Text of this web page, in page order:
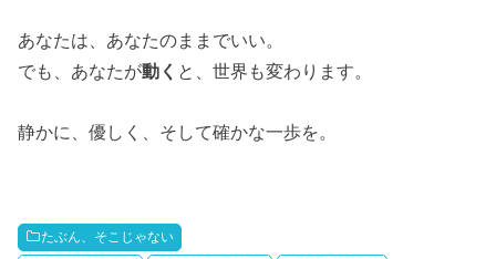
あなたは、あなたのままでいい。
でも、あなたが動く と、世界も変わります。
静かに、優しく、そして確かな一歩を。
たぶん、そこじゃない